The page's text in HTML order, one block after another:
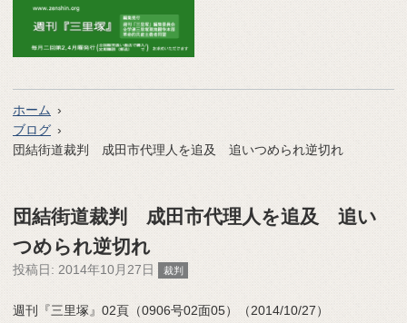
ホーム
ブログ
団結街道裁判 成田市代理人を追及 追いつめられ逆切れ
団結街道裁判 成田市代理人を追及 追い
つめられ逆切れ
投稿日: 2014年10月27日 裁判
週刊『三里塚』02頁（0906号02面05）（2014/10/27）